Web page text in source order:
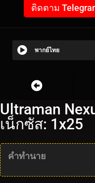
ติดตาม
พากย์ไทย
Ultraman
เน็กซัส: 1x25
คำทำนาย